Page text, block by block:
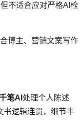
不适合应对严格AI检
博主、营销文案写作
笔AI 处理个人陈述
书逻辑连贯，细节丰